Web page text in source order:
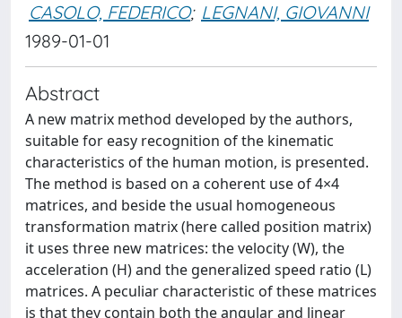
CASOLO, FEDERICO; LEGNANI, GIOVANNI
1989-01-01
Abstract
A new matrix method developed by the authors,
suitable for easy recognition of the kinematic
characteristics of the human motion, is presented.
The method is based on a coherent use of 4×4
matrices, and beside the usual homogeneous
transformation matrix (here called position matrix)
it uses three new matrices: the velocity (W), the
acceleration (H) and the generalized speed ratio (L)
matrices. A peculiar characteristic of these matrices
is that they contain both the angular and linear